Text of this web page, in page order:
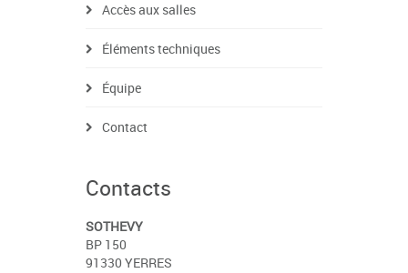
Accès aux salles
Éléments techniques
Équipe
Contact
Contacts
SOTHEVY
BP 150
91330 YERRES